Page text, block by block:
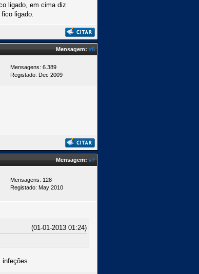
ligado, em cima diz
ligado.
Mensagem:#6
Mensagens: 6.389
Registado: Dec 2009
Mensagem:#7
Mensagens: 128
Registado: May 2010
(01-01-2013 01:24)